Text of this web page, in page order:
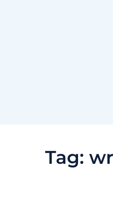
Tag: